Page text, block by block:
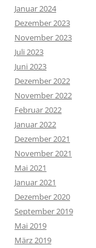
Januar 2024
Dezember 2023
November 2023
Juli 2023
Juni 2023
Dezember 2022
November 2022
Februar 2022
Januar 2022
Dezember 2021
November 2021
Mai 2021
Januar 2021
Dezember 2020
September 2019
Mai 2019
März 2019